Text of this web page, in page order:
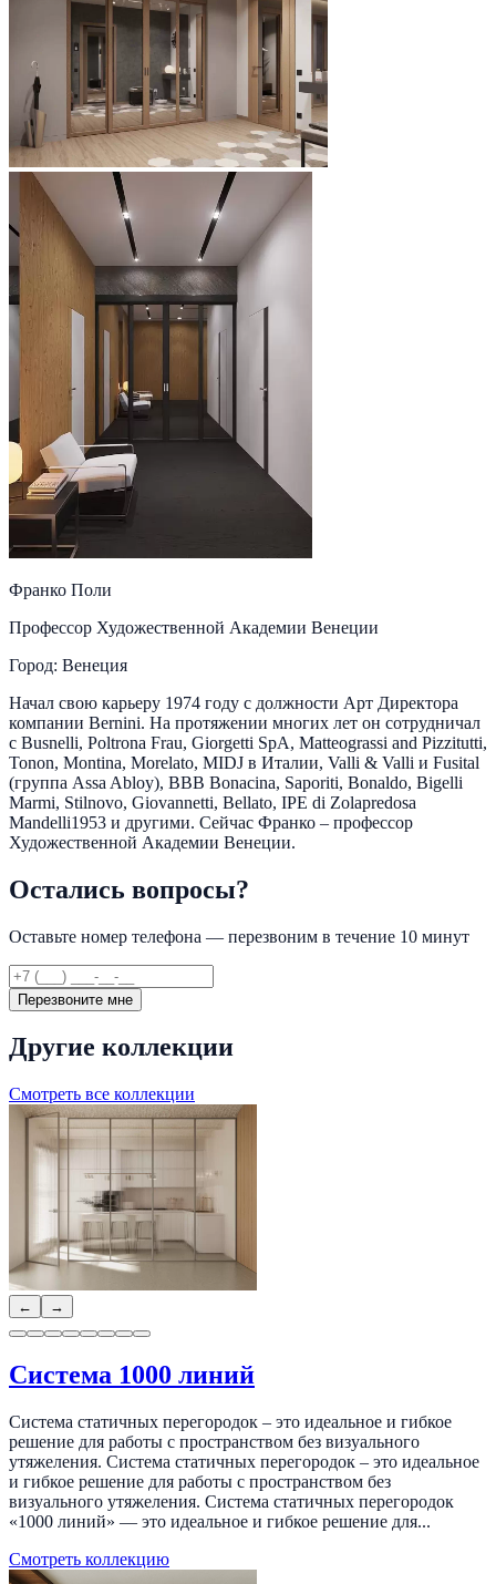
Франко Поли
Профессор Художественной Академии Венеции
Город: Венеция
Начал свою карьеру 1974 году с должности Арт Директора
компании Bernini. На протяжении многих лет он сотрудничал
с Busnelli, Poltrona Frau, Giorgetti SpA, Matteograssi and Pizzitutti,
Tonon, Montina, Morelato, MIDJ в Италии, Valli & Valli и Fusital
(группа Assa Abloy), BBB Bonacina, Saporiti, Bonaldo, Bigelli
Marmi, Stilnovo, Giovannetti, Bellato, IPE di Zolapredosa
Mandelli1953 и другими. Сейчас Франко – профессор
Художественной Академии Венеции.
Остались вопросы?
Оставьте номер телефона — перезвоним в течение 10 минут
Перезвоните мне
Другие коллекции
Смотреть все коллекции
← →
Система 1000 линий
Система статичных перегородок – это идеальное и гибкое
решение для работы с пространством без визуального
утяжеления. Система статичных перегородок – это идеальное
и гибкое решение для работы с пространством без
визуального утяжеления. Система статичных перегородок
«1000 линий» — это идеальное и гибкое решение для...
Смотреть коллекцию